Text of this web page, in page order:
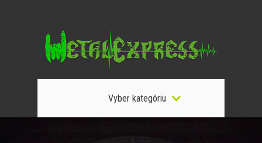
Vyber kategóriu